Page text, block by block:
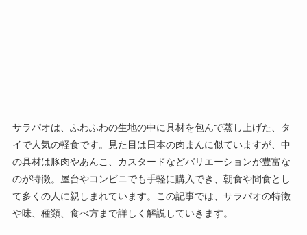
サラパオは、ふわふわの生地の中に具材を包んで蒸し上げた、タ
イで人気の軽食です。見た目は日本の肉まんに似ていますが、中
の具材は豚肉やあんこ、カスタードなどバリエーションが豊富な
のが特徴。屋台やコンビニでも手軽に購入でき、朝食や間食とし
て多くの人に親しまれています。この記事では、サラパオの特徴
や味、種類、食べ方まで詳しく解説していきます。